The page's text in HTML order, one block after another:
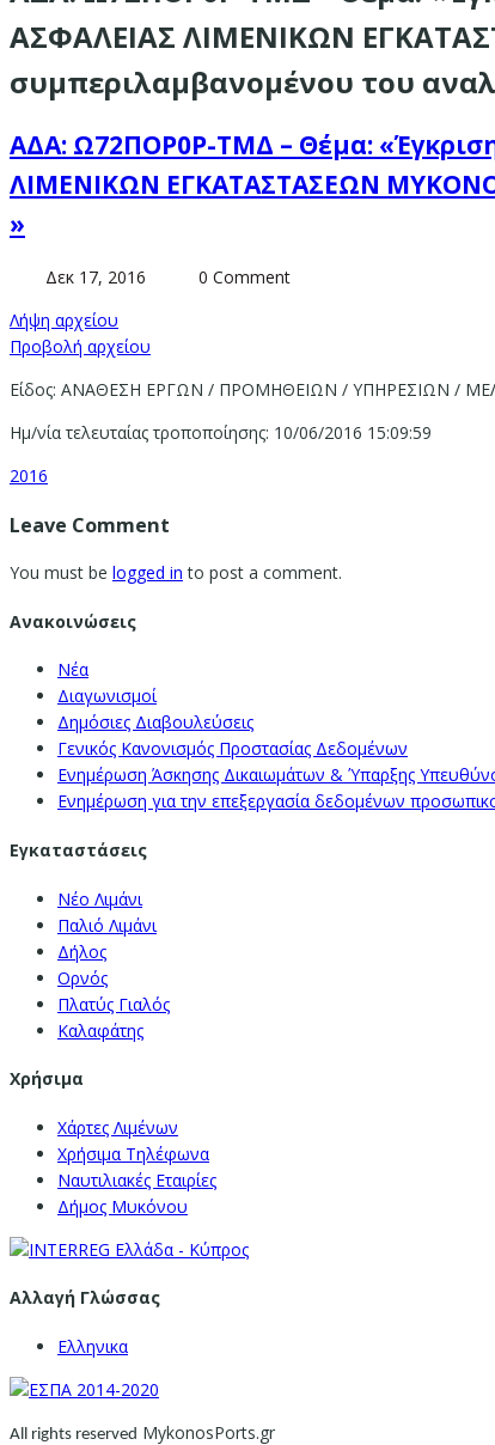
ΑΣΦΑΛΕΙΑΣ ΛΙΜΕΝΙΚΩΝ
συμπεριλαμβανομένου του
ΑΔΑ: Ω72ΠΟΡ0Ρ-ΤΜΔ – Θέμα:
ΛΙΜΕΝΙΚΩΝ ΕΓΚΑΤΑΣΤΑΣΕΩΝ
»
Δεκ 17, 2016
0 Comment
Λήψη αρχείου
Προβολή αρχείου
Είδος: ΑΝΑΘΕΣΗ ΕΡΓΩΝ / ΠΡΟΜΗΘΕΙΩΝ / ΥΠΗΡΕΣΙΩΝ /
Ημ/νία τελευταίας τροποποίησης: 10/06/2016 15:09:59
2016
Leave Comment
You must be logged in to post a comment.
Ανακοινώσεις
Νέα
Διαγωνισμοί
Δημόσιες Διαβουλεύσεις
Γενικός Κανονισμός Προστασίας Δεδομένων
Ενημέρωση Άσκησης Δικαιωμάτων & Ύπαρξης
Ενημέρωση για την επεξεργασία δεδομένων
Εγκαταστάσεις
Νέο Λιμάνι
Παλιό Λιμάνι
Δήλος
Ορνός
Πλατύς Γιαλός
Καλαφάτης
Χρήσιμα
Χάρτες Λιμένων
Χρήσιμα Τηλέφωνα
Ναυτιλιακές Εταιρίες
Δήμος Μυκόνου
Αλλαγή Γλώσσας
Ελληνικα
All rights reserved MykonosPorts.gr